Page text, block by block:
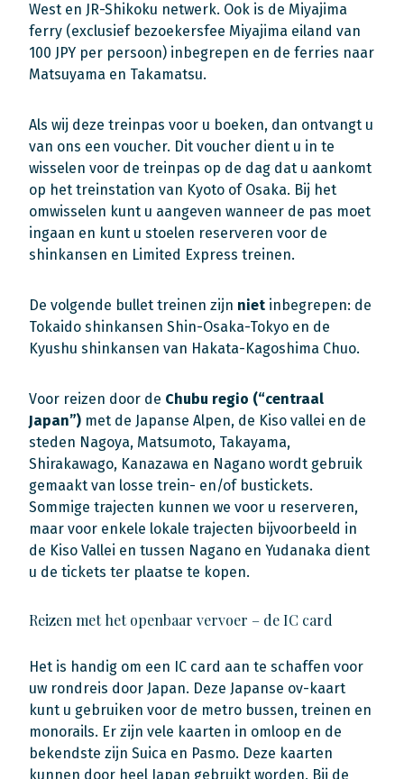
West en JR-Shikoku netwerk. Ook is de Miyajima
ferry (exclusief bezoekersfee Miyajima eiland van
100 JPY per persoon) inbegrepen en de ferries naar
Matsuyama en Takamatsu.
Als wij deze treinpas voor u boeken, dan ontvangt u
van ons een voucher. Dit voucher dient u in te
wisselen voor de treinpas op de dag dat u aankomt
op het treinstation van Kyoto of Osaka. Bij het
omwisselen kunt u aangeven wanneer de pas moet
ingaan en kunt u stoelen reserveren voor de
shinkansen en Limited Express treinen.
De volgende bullet treinen zijn niet inbegrepen: de
Tokaido shinkansen Shin-Osaka-Tokyo en de
Kyushu shinkansen van Hakata-Kagoshima Chuo.
Voor reizen door de Chubu regio (“centraal
Japan”) met de Japanse Alpen, de Kiso vallei en de
steden Nagoya, Matsumoto, Takayama,
Shirakawago, Kanazawa en Nagano wordt gebruik
gemaakt van losse trein- en/of bustickets.
Sommige trajecten kunnen we voor u reserveren,
maar voor enkele lokale trajecten bijvoorbeeld in
de Kiso Vallei en tussen Nagano en Yudanaka dient
u de tickets ter plaatse te kopen.
Reizen met het openbaar vervoer – de IC card
Het is handig om een IC card aan te schaffen voor
uw rondreis door Japan. Deze Japanse ov-kaart
kunt u gebruiken voor de metro bussen, treinen en
monorails. Er zijn vele kaarten in omloop en de
bekendste zijn Suica en Pasmo. Deze kaarten
kunnen door heel Japan gebruikt worden. Bij de